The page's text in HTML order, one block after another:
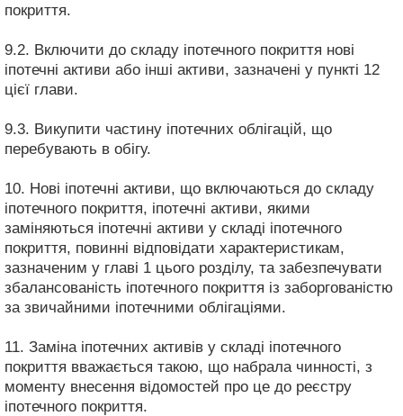
покриття.
9.2. Включити до складу іпотечного покриття нові
іпотечні активи або інші активи, зазначені у пункті 12
цієї глави.
9.3. Викупити частину іпотечних облігацій, що
перебувають в обігу.
10. Нові іпотечні активи, що включаються до складу
іпотечного покриття, іпотечні активи, якими
заміняються іпотечні активи у складі іпотечного
покриття, повинні відповідати характеристикам,
зазначеним у главі 1 цього розділу, та забезпечувати
збалансованість іпотечного покриття із заборгованістю
за звичайними іпотечними облігаціями.
11. Заміна іпотечних активів у складі іпотечного
покриття вважається такою, що набрала чинності, з
моменту внесення відомостей про це до реєстру
іпотечного покриття.